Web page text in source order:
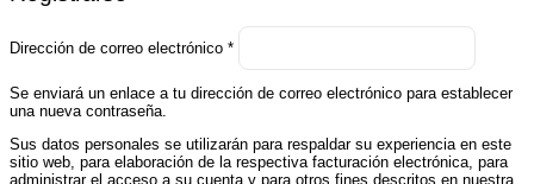
Dirección de correo electrónico *
Obligatorio
Se enviará un enlace a tu dirección de correo electrónico para establecer
una nueva contraseña.
Sus datos personales se utilizarán para respaldar su experiencia en este
sitio web, para elaboración de la respectiva facturación electrónica, para
administrar el acceso a su cuenta y para otros fines descritos en nuestra